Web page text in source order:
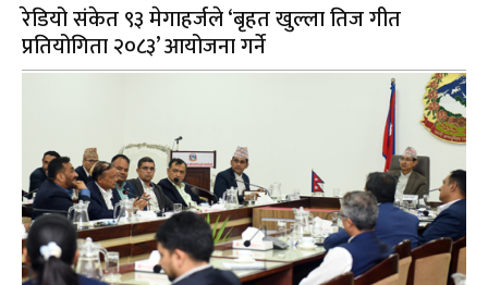
रेडियो संकेत ९३ मेगाहर्जले ‘बृहत खुल्ला तिज गीत
प्रतियोगिता २०८३’ आयोजना गर्ने